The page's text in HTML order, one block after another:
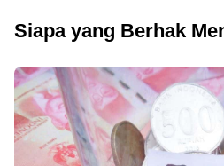
Siapa yang Berhak